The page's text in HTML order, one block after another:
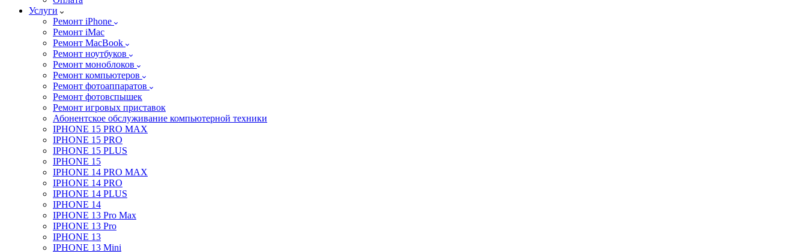
Услуги
Ремонт iPhone
Ремонт iMac
Ремонт MacBook
Ремонт ноутбуков
Ремонт моноблоков
Ремонт компьютеров
Ремонт фотоаппаратов
Ремонт фотовспышек
Ремонт игровых приставок
Абонентское обслуживание компьютерной техники
IPHONE 15 PRO MAX
IPHONE 15 PRO
IPHONE 15 PLUS
IPHONE 15
IPHONE 14 PRO MAX
IPHONE 14 PRO
IPHONE 14 PLUS
IPHONE 14
IPHONE 13 Pro Max
IPHONE 13 Pro
IPHONE 13
IPHONE 13 Mini